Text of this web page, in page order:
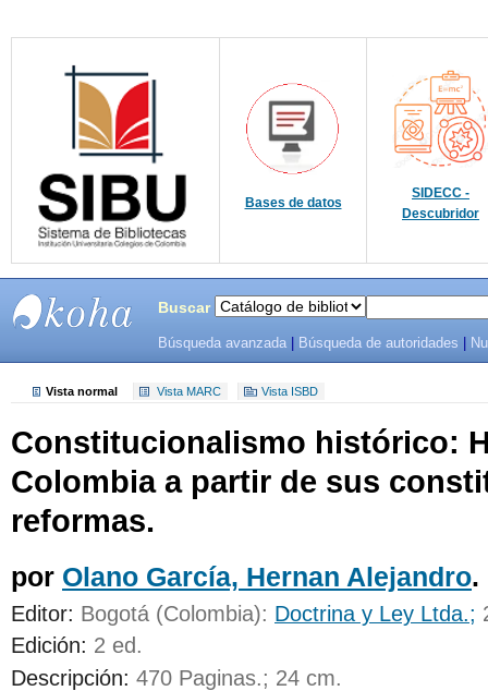
Bases de datos
SIDECC -
Descubridor
SISTEMAS
DE
BIBLIOTECAS
UNICOC
Buscar
Búsqueda avanzada Búsqueda de autoridades
Vista normal Vista MARC Vista ISBD
Constitucionalismo histórico:
Colombia a partir de sus
reformas.
por Olano García, Hernan Alejandro.
Editor: Bogotá (Colombia): Doctrina y Ley Ltda.;
Edición: 2 ed.
Descripción: 470 Paginas.; 24 cm.